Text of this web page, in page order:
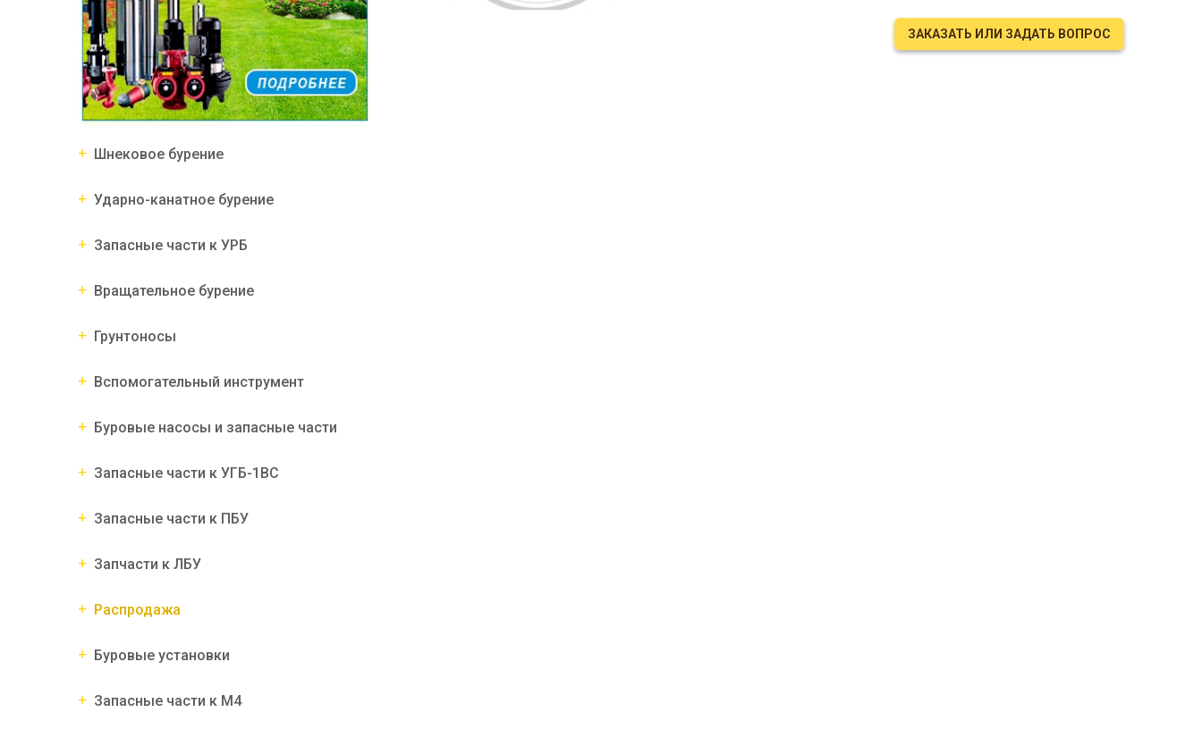
Шнековое бурение
Ударно-канатное бурение
Запасные части к УРБ
Вращательное бурение
Грунтоносы
Вспомогательный инструмент
Буровые насосы и запасные части
Запасные части к УГБ-1ВС
Запасные части к ПБУ
Запчасти к ЛБУ
Распродажа
Буровые установки
Запасные части к М4
ЗАКАЗАТЬ ИЛИ ЗАДАТЬ ВОПРОС